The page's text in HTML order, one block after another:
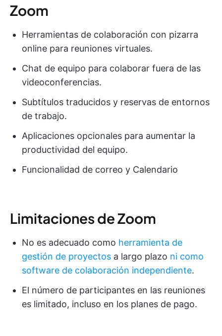
Zoom
Herramientas de colaboración con pizarra
online para reuniones virtuales.
Chat de equipo para colaborar fuera de las
videoconferencias.
Subtítulos traducidos y reservas de entornos
de trabajo.
Aplicaciones opcionales para aumentar la
productividad del equipo.
Funcionalidad de correo y Calendario
Limitaciones de Zoom
No es adecuado como herramienta de
gestión de proyectos a largo plazo ni como
software de colaboración independiente.
El número de participantes en las reuniones
es limitado, incluso en los planes de pago.